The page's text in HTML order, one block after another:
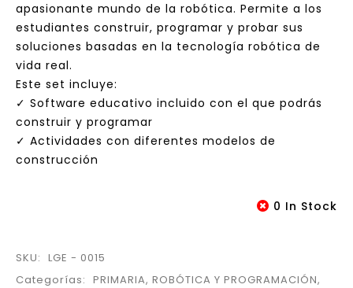
apasionante mundo de la robótica. Permite a los
estudiantes construir, programar y probar sus
soluciones basadas en la tecnología robótica de
vida real.
Este set incluye:
✓ Software educativo incluido con el que podrás
construir y programar
✓ Actividades con diferentes modelos de
construcción
0 In Stock
SKU: LGE - 0015
Categorías: PRIMARIA, ROBÓTICA Y PROGRAMACIÓN,